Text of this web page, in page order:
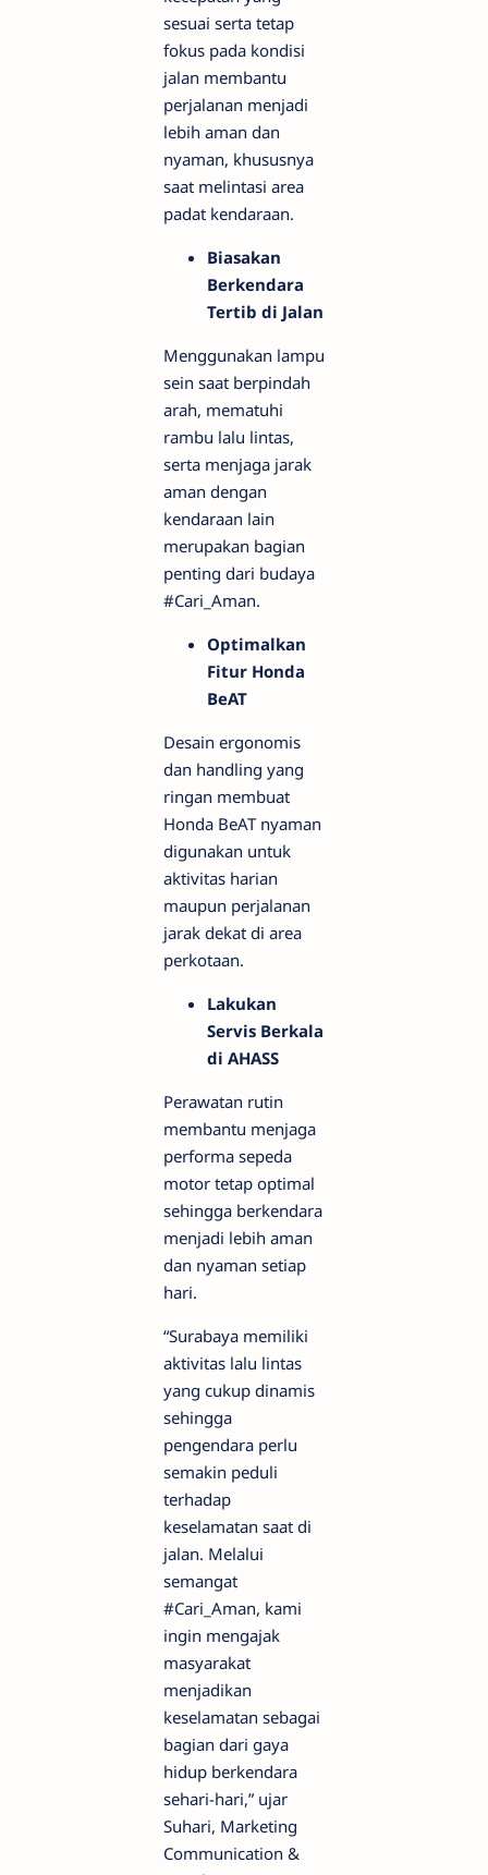
sesuai serta tetap
fokus pada kondisi
jalan membantu
perjalanan menjadi
lebih aman dan
nyaman, khususnya
saat melintasi area
padat kendaraan.
Biasakan
Berkendara
Tertib di Jalan
Menggunakan lampu
sein saat berpindah
arah, mematuhi
rambu lalu lintas,
serta menjaga jarak
aman dengan
kendaraan lain
merupakan bagian
penting dari budaya
#Cari_Aman.
Optimalkan
Fitur Honda
BeAT
Desain ergonomis
dan handling yang
ringan membuat
Honda BeAT nyaman
digunakan untuk
aktivitas harian
maupun perjalanan
jarak dekat di area
perkotaan.
Lakukan
Servis Berkala
di AHASS
Perawatan rutin
membantu menjaga
performa sepeda
motor tetap optimal
sehingga berkendara
menjadi lebih aman
dan nyaman setiap
hari.
“Surabaya memiliki
aktivitas lalu lintas
yang cukup dinamis
sehingga
pengendara perlu
semakin peduli
terhadap
keselamatan saat di
jalan. Melalui
semangat
#Cari_Aman, kami
ingin mengajak
masyarakat
menjadikan
keselamatan sebagai
bagian dari gaya
hidup berkendara
sehari-hari,” ujar
Suhari, Marketing
Communication &